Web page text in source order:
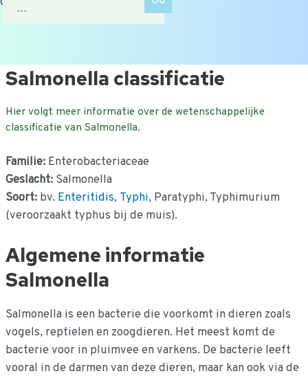
Ga
naar
inhoud
Salmonella classificatie
Hier volgt meer informatie over de wetenschappelijke
classificatie van Salmonella.
Familie:Enterobacteriaceae
Geslacht:Salmonella
Soort:bv. Enteritidis, Typhi, Paratyphi, Typhimurium
(veroorzaakt typhus bij de muis).
Algemene informatie
Salmonella
Salmonella is een bacterie die voorkomt in dieren zoals
vogels, reptielen en zoogdieren. Het meest komt de
bacterie voor in pluimvee en varkens. De bacterie leeft
vooral in de darmen van deze dieren, maar kan ook via de